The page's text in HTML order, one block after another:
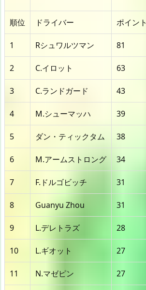
順位 ドライバー ポイント
1 Rシュワルツマン 81
2 C.イロット 63
3 C.ランドガード 43
4 M.シューマッハ 39
5 ダン・ティックタム 38
6 M.アームストロング 34
7 F.ドルゴビッチ 31
8 Guanyu Zhou 31
9 L.デレトラズ 28
10 L.ギオット 27
11 N.マゼピン 27